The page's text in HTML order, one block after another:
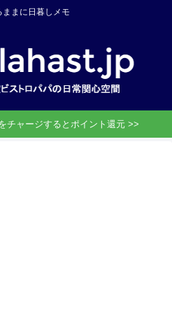
ままに日暮しメモ
チャージするとポイント還元 >>